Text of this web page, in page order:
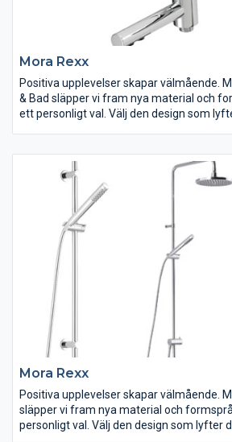
Mora Rexx
Positiva upplevelser skapar välmående.
& Bad släpper vi fram nya material och
ett personligt val. Välj den design som
Mora Rexx
Positiva upplevelser skapar välmående.
släpper vi fram nya material och
personligt val. Välj den design som lyfter